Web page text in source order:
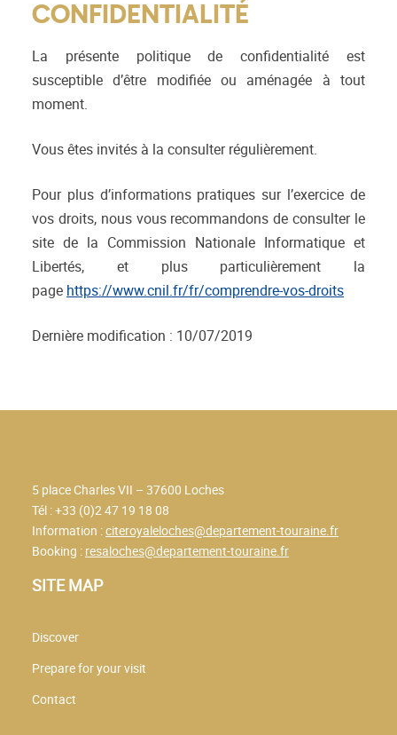
CONFIDENTIALITÉ
La présente politique de confidentialité est
susceptible d’être modifiée ou aménagée à tout
moment.
Vous êtes invités à la consulter régulièrement.
Pour plus d’informations pratiques sur l’exercice de
vos droits, nous vous recommandons de consulter le
site de la Commission Nationale Informatique et
Libertés, et plus particulièrement la
page https://www.cnil.fr/fr/comprendre-vos-droits
Dernière modification : 10/07/2019
5 place Charles VII – 37600 Loches
Tél : +33 (0)2 47 19 18 08
Information :citeroyaleloches@departement-touraine.fr
Booking : resaloches@departement-touraine.fr
SITE MAP
Discover
Prepare for your visit
Contact